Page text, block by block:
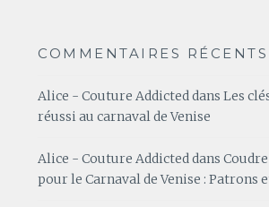
COMMENTAIRES RÉCENTS
Alice - Couture AddicteddansLes
réussi au carnaval de Venise
Alice - Couture Addicted dans
pour le Carnaval de Venise : Patrons